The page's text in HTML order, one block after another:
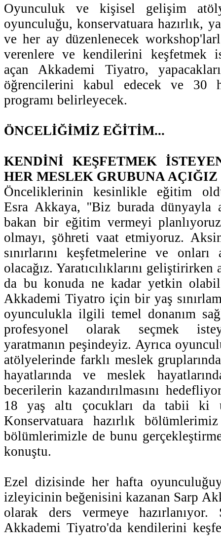
Oyunculuk ve kişisel gelişim
oyunculuğu, konservatuara hazırlık,
ve her ay düzenlenecek
verenlere ve kendilerini keşfetmek
açan Akkademi Tiyatro,
öğrencilerini kabul edecek ve 30
programı belirleyecek.
ÖNCELİĞİMİZ EĞİTİM...
KENDİNİ KEŞFETMEK
HER MESLEK GRUBUNA AÇIĞIZ
Önceliklerinin kesinlikle eğitim
Esra Akkaya, ''Biz burada dünyayla
bakan bir eğitim vermeyi
olmayı, şöhreti vaat etmiyoruz.
sınırlarını keşfetmelerine ve onları
olacağız. Yaratıcılıklarını
da bu konuda ne kadar yetkin
Akkademi Tiyatro için bir yaş
oyunculukla ilgili temel donanım
profesyonel olarak seçmek
yaratmanın peşindeyiz. Ayrıca
atölyelerinde farklı meslek
hayatlarında ve meslek
becerilerin kazandırılmasını
18 yaş altı çocukları da tabii ki
Konservatuara hazırlık
bölümlerimizle de bunu
konuştu.
Ezel dizisinde her hafta
izleyicinin beğenisini kazanan Sarp
olarak ders vermeye
Akkademi Tiyatro'da kendilerini